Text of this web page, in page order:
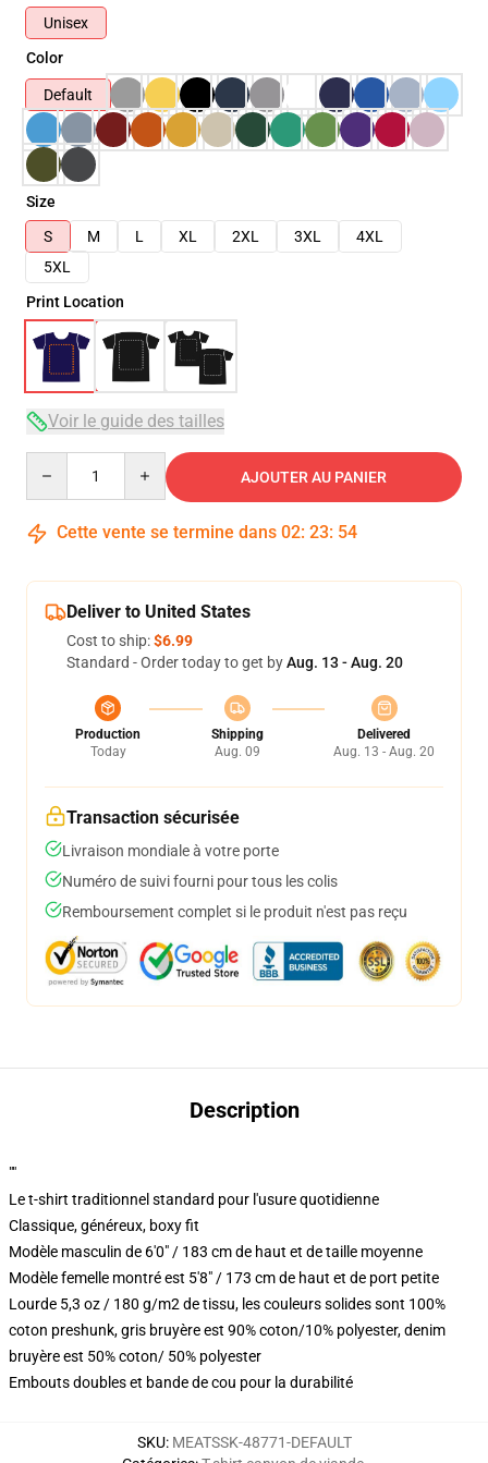
Unisex
Color
Default
Size
S
M L XL 2XL 3XL
4XL
5XL
Print Location
Voir le guide des tailles
AJOUTER AU PANIER
Cette vente se termine dans 02: 23: 54
Deliver to United States
Cost to ship:$6.99
Standard - Order today to get byAug. 13 - Aug. 20
Production
Today
Shipping
Aug. 09
Delivered
Aug. 13 - Aug. 20
Transaction sécurisée
Livraison mondiale à votre porte
Numéro de suivi fourni pour tous les colis
Remboursement complet si le produit n'est pas reçu
Description
""
Le t-shirt traditionnel standard pour l'usure quotidienne
Classique, généreux, boxy fit
Modèle masculin de 6'0" / 183 cm de haut et de taille moyenne
Modèle femelle montré est 5'8" / 173 cm de haut et de port petite
Lourde 5,3 oz / 180 g/m2 de tissu, les couleurs solides sont 100%
coton preshunk, gris bruyère est 90% coton/10% polyester, denim
bruyère est 50% coton/ 50% polyester
Embouts doubles et bande de cou pour la durabilité
SKU: MEATSSK-48771-DEFAULT